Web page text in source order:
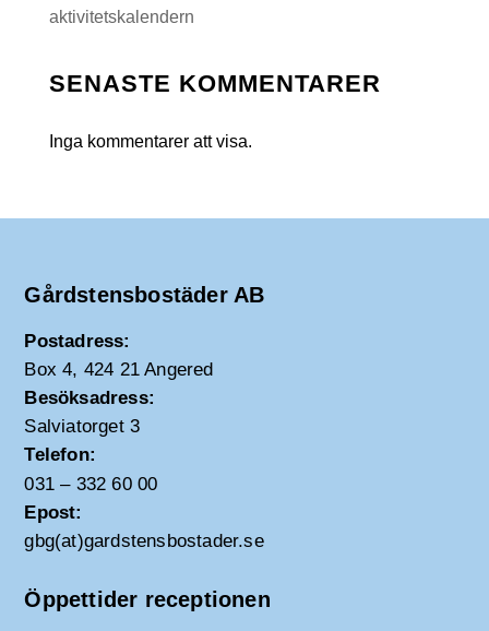
aktivitetskalendern
SENASTE KOMMENTARER
Inga kommentarer att visa.
Gårdstensbostäder AB
Postadress:
Box 4, 424 21 Angered
Besöksadress:
Salviatorget 3
Telefon:
031 – 332 60 00
Epost:
gbg(at)gardstensbostader.se
Öppettider receptionen